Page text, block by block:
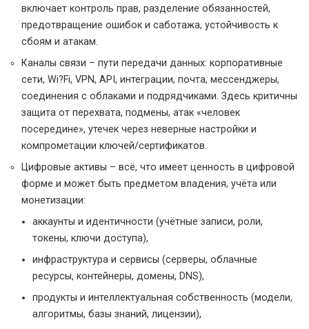
включает контроль прав, разделение обязанностей,
предотвращение ошибок и саботажа, устойчивость к
сбоям и атакам.
Каналы связи – пути передачи данных: корпоративные
сети, Wi?Fi, VPN, API, интеграции, почта, мессенджеры,
соединения с облаками и подрядчиками. Здесь критичны
защита от перехвата, подмены, атак «человек
посередине», утечек через неверные настройки и
компрометации ключей/сертификатов.
Цифровые активы – всё, что имеет ценность в цифровой
форме и может быть предметом владения, учёта или
монетизации:
аккаунты и идентичности (учётные записи, роли,
токены, ключи доступа),
инфраструктура и сервисы (серверы, облачные
ресурсы, контейнеры, домены, DNS),
продукты и интеллектуальная собственность (модели,
алгоритмы, базы знаний, лицензии),